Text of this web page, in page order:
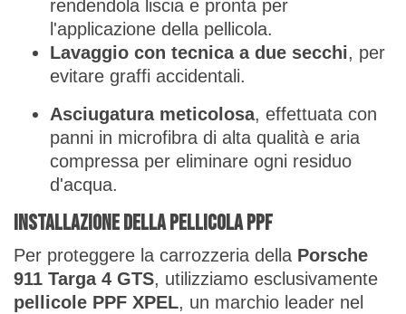
rendendola liscia e pronta per
l'applicazione della pellicola.
Lavaggio con tecnica a due secchi, per
evitare graffi accidentali.
Asciugatura meticolosa, effettuata con
panni in microfibra di alta qualità e aria
compressa per eliminare ogni residuo
d'acqua.
Installazione della pellicola PPF
Per proteggere la carrozzeria della Porsche
911 Targa 4 GTS, utilizziamo esclusivamente
pellicole PPF XPEL, un marchio leader nel